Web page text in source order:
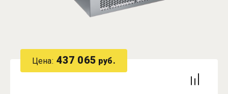
Цена: 437 065 руб.